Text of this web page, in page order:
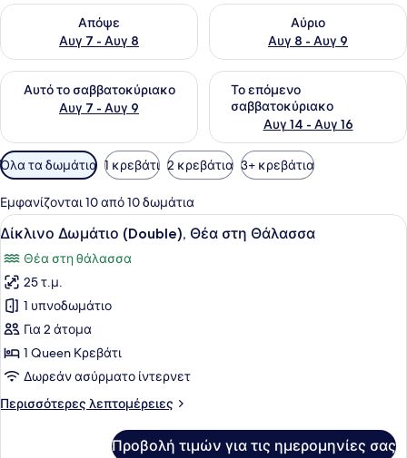
Απόψε
Αυγ 7 - Αυγ 8
Έλεγχος διαθεσιμότητας για απόψε Αυγ 7 - Αυγ 8
Αύριο
Αυγ 8 - Αυγ 9
Έλεγχος διαθεσιμότητας
Αυτό το σαββατοκύριακο
Αυγ 7 - Αυγ 9
Έλεγχος διαθεσιμότητας για αυτό το σαββατοκύριακο
Το επόμενο
σαββατοκύριακο
Αυγ 14 - Αυγ 16
Έλεγχος διαθεσιμότητας
Διαθέσιμα
φίλτρα
για
τα
δωμάτια
Όλα τα δωμάτια 1 κρεβάτι 2 κρεβάτια 3+ κρεβάτια
Εμφανίζονται 10 από 10 δωμάτια
Προβολή
όλων
των
φωτογραφιών
για
Δίκλινο
Δωμάτιο
(Double),
στη
Μια παραθαλάσσια θέα με λευκά
8
Δίκλινο Δωμάτιο (Double), Θέα στη Θάλασσα
Θέα στη θάλασσα
25 τ.μ.
1 υπνοδωμάτιο
Για 2 άτομα
1 Queen Κρεβάτι
Δωρεάν ασύρματο ίντερνετ
Περισσότερες λεπτομέρειες
Περισσότερες
Προβολή τιμών για τις ημερομηνίες σας